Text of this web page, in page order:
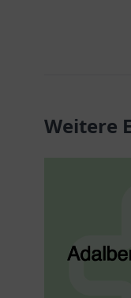
Weitere